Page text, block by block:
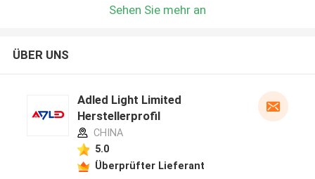
Sehen Sie mehr an
ÜBER UNS
Adled Light Limited
Herstellerprofil
CHINA
5.0
Überprüfter Lieferant